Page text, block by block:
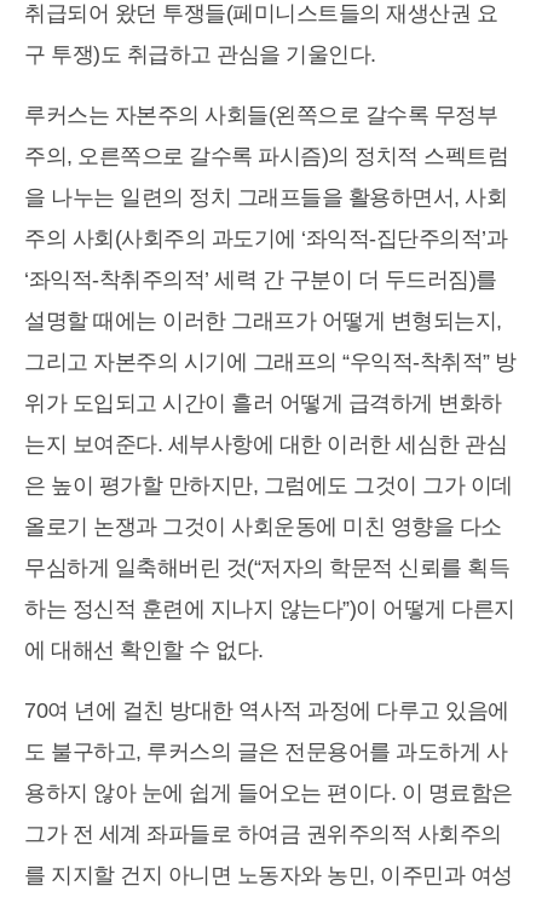
취급되어 왔던 투쟁들(페미니스트들의 재생산권 요
구 투쟁)도 취급하고 관심을 기울인다.
루커스는 자본주의 사회들(왼쪽으로 갈수록 무정부
주의, 오른쪽으로 갈수록 파시즘)의 정치적 스펙트럼
을 나누는 일련의 정치 그래프들을 활용하면서, 사회
주의 사회(사회주의 과도기에 ‘좌익적-집단주의적’과
‘좌익적-착취주의적’ 세력 간 구분이 더 두드러짐)를
설명할 때에는 이러한 그래프가 어떻게 변형되는지,
그리고 자본주의 시기에 그래프의 “우익적-착취적” 방
위가 도입되고 시간이 흘러 어떻게 급격하게 변화하
는지 보여준다. 세부사항에 대한 이러한 세심한 관심
은 높이 평가할 만하지만, 그럼에도 그것이 그가 이데
올로기 논쟁과 그것이 사회운동에 미친 영향을 다소
무심하게 일축해버린 것(“저자의 학문적 신뢰를 획득
하는 정신적 훈련에 지나지 않는다”)이 어떻게 다른지
에 대해선 확인할 수 없다.
70여 년에 걸친 방대한 역사적 과정에 다루고 있음에
도 불구하고, 루커스의 글은 전문용어를 과도하게 사
용하지 않아 눈에 쉽게 들어오는 편이다. 이 명료함은
그가 전 세계 좌파들로 하여금 권위주의적 사회주의
를 지지할 건지 아니면 노동자와 농민, 이주민과 여성